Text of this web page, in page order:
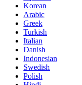
Korean
Arabic
Greek
Turkish
Italian
Danish
Indonesian
Swedish
Polish